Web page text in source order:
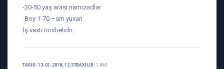
-20-50 yaş arasi namizədlər
-Boy 1-70 –sm yuxari
İş vaxti növbelidir.
TARIX: 13-01-2018, 12:37BAXILIB: 1 963